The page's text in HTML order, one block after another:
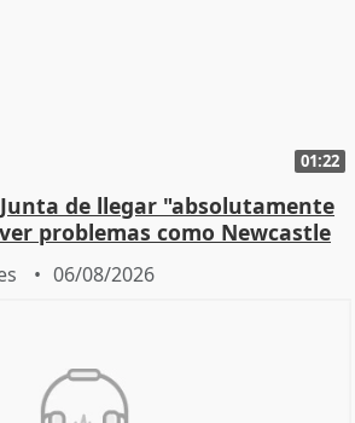
01:22
Junta de llegar "absolutamente
problemas como Newcastle
06/08/2026